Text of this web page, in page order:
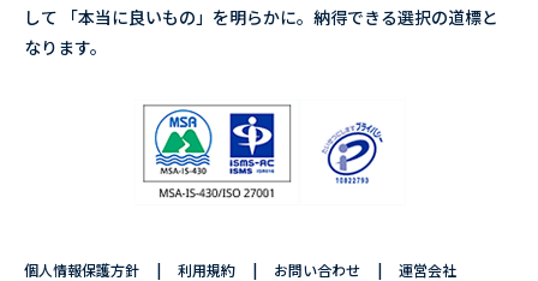
して 「本当に良いもの」を明らかに。納得できる選択の道標と
なります。
個人情報保護方針 利用規約 お問い合わせ 運営会社